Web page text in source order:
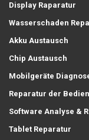
Display Raparatur
Wasserschaden
Akku Austausch
Chip Austausch
Mobilgeräte
Reparatur der
Software Analyse &
Tablet Reparatur